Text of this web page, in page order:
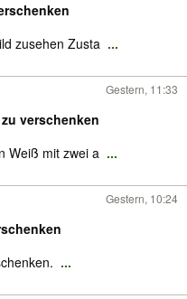
zusehen Zusta ...
Gestern, 11:33
verschenken
Weiß mit zwei a ...
Gestern, 10:24
...